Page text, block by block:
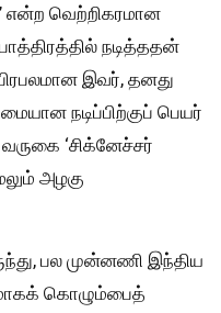
என்ற வெற்றிகரமான
நடித்ததன்
இவர், தனது
நடிப்பிற்குப் பெயர்
‘சிக்னேச்சர்
அழகு
பல முன்னணி இந்திய
கொழும்பைத்